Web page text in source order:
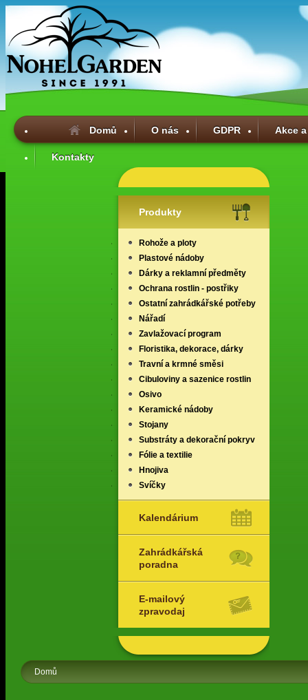
Domů O nás GDPR Akce
Kontakty
Produkty
Rohože a ploty
Plastové nádoby
Dárky a reklamní předměty
Ochrana rostlin - postřiky
Ostatní zahrádkářské potřeby
Nářadí
Zavlažovací program
Floristika, dekorace, dárky
Travní a krmné směsi
Cibuloviny a sazenice rostlin
Osivo
Keramické nádoby
Stojany
Substráty a dekorační pokryv
Fólie a textilie
Hnojiva
Svíčky
Kalendárium
Zahrádkářská
poradna
E-mailový
zpravodaj
Domů